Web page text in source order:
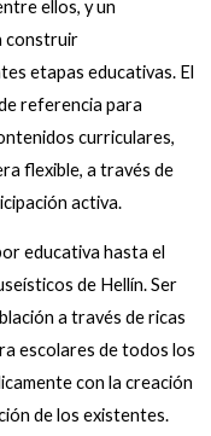
ellos, y un
construir
etapas educativas. El
referencia para
curriculares,
flexible, a través de
activa.
educativa hasta el
de Hellín. Ser
a través de ricas
escolares de todos los
con la creación
de los existentes.